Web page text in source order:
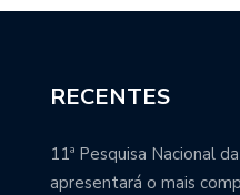
RECENTES
11ª Pesquisa Nacional
apresentará o mais